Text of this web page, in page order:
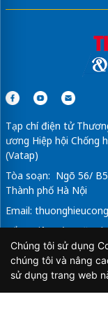
Tạp chí điện tử
ương Hiệp hội Chống
(Vatap)
Tòa soạn: Ngõ 56/
Thành phố Hà Nội
Email:
Tổng Biên Tập: Vũ
Giấy phép hoạt
Thông tin và Truyền
Chúng tôi sử dụng
chúng tôi và nâng
sử dụng trang web